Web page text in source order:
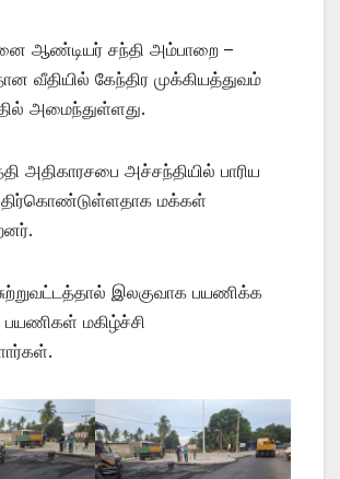
ஆண்டியர் சந்தி அம்பாறை –
வீதியில் கேந்திர முக்கியத்துவம்
அமைந்துள்ளது.
அதிகாரசபை அச்சந்தியில் பாரிய
மக்கள்
இலகுவாக பயணிக்க
பயணிகள் மகிழ்ச்சி